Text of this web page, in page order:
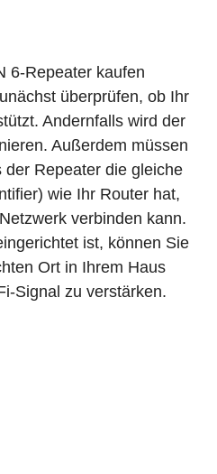
6-Repeater kaufen
überprüfen, ob Ihr
Andernfalls wird der
Außerdem müssen
Repeater die gleiche
wie Ihr Router hat,
verbinden kann.
ist, können Sie
Ort in Ihrem Haus
Signal zu verstärken.